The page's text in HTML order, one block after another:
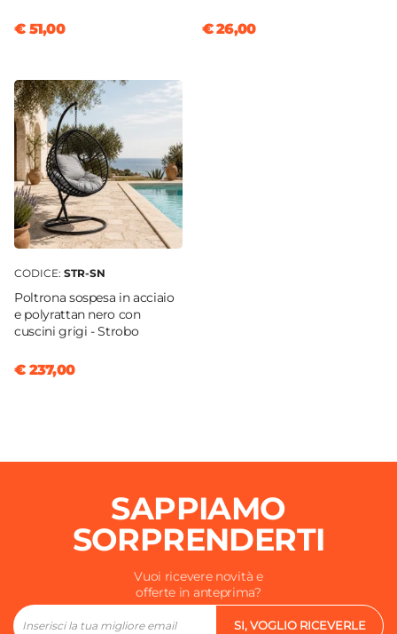
€ 51,00 € 26,00
CODICE: STR-SN
Poltrona sospesa in acciaio
e polyrattan nero con
cuscini grigi - Strobo
€ 237,00
SAPPIAMO
SORPRENDERTI
Vuoi ricevere novità e
offerte in anteprima?
SI, VOGLIO RICEVERLE